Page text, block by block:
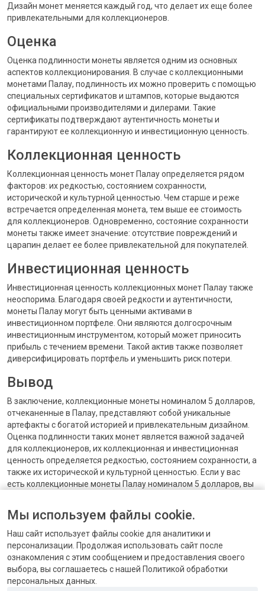
Дизайн монет меняется каждый год, что делает их еще более
привлекательными для коллекционеров.
Оценка
Оценка подлинности монеты является одним из основных
аспектов коллекционирования. В случае с коллекционными
монетами Палау, подлинность их можно проверить с помощью
специальных сертификатов и штампов, которые выдаются
официальными производителями и дилерами. Такие
сертификаты подтверждают аутентичность монеты и
гарантируют ее коллекционную и инвестиционную ценность.
Коллекционная ценность
Коллекционная ценность монет Палау определяется рядом
факторов: их редкостью, состоянием сохранности,
исторической и культурной ценностью. Чем старше и реже
встречается определенная монета, тем выше ее стоимость
для коллекционеров. Одновременно, состояние сохранности
монеты также имеет значение: отсутствие повреждений и
царапин делает ее более привлекательной для покупателей.
Инвестиционная ценность
Инвестиционная ценность коллекционных монет Палау также
неоспорима. Благодаря своей редкости и аутентичности,
монеты Палау могут быть ценными активами в
инвестиционном портфеле. Они являются долгосрочным
инвестиционным инструментом, который может приносить
прибыль с течением времени. Такой актив также позволяет
диверсифицировать портфель и уменьшить риск потери.
Вывод
В заключение, коллекционные монеты номиналом 5 долларов,
отчеканенные в Палау, представляют собой уникальные
артефакты с богатой историей и привлекательным дизайном.
Оценка подлинности таких монет является важной задачей
для коллекционеров, их коллекционная и инвестиционная
ценность определяется редкостью, состоянием сохранности, а
также их исторической и культурной ценностью. Если у вас
есть коллекционные монеты Палау номиналом 5 долларов, вы
значительной прибыли. Всегда обращайтесь к опытным и
надежным дилерам, которые помогут вам оценить и продать
ваши монеты по справедливой цене.
Мы используем файлы cookie.
Наш сайт использует файлы cookie для аналитики и
персонализации. Продолжая использовать сайт после
ознакомления с этим сообщением и предоставления своего
выбора, вы соглашаетесь с нашей Политикой обработки
персональных данных.